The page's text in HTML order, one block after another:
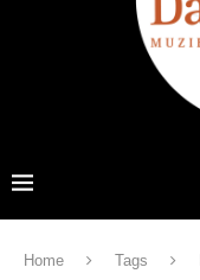
Home Tags